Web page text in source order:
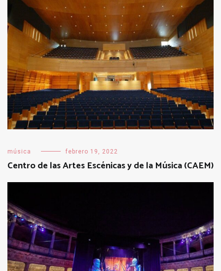
música febrero 19, 2022
Centro de las Artes Escénicas y de la Música (CAEM)